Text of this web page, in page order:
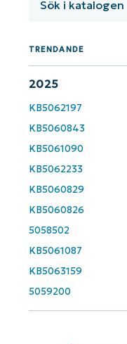
TRENDANDE
2025
KB5062197
KB5060843
KB5061090
KB5062233
KB5060829
KB5060826
5058502
KB5061087
KB5063159
5059200
Phone
number*
Country
Company